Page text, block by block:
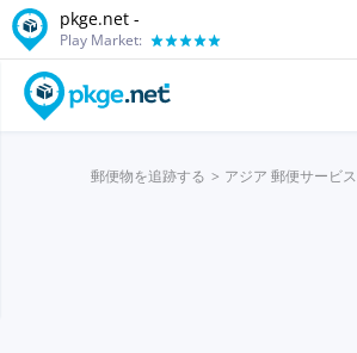
pkge.net -
Play Market:
郵便物を追跡する アジア 郵便サービス